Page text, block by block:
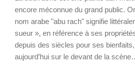
encore méconnue du grand public.
nom arabe "abu rach" signifie
sueur », en référence à ses
depuis des siècles pour ses
aujourd’hui sur le devant de la